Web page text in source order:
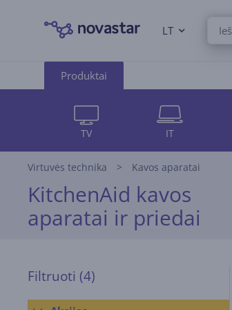
LT
Produktai
TV IT
Virtuvės technika Kavos aparatai
KitchenAid kavos
aparatai ir priedai
Filtruoti (4)